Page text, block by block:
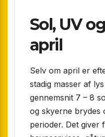
Sol, UV
april
Selv om april er
stadig masser af
gennemsnit 7 – 8
og skyerne brydes
perioder. Det giver